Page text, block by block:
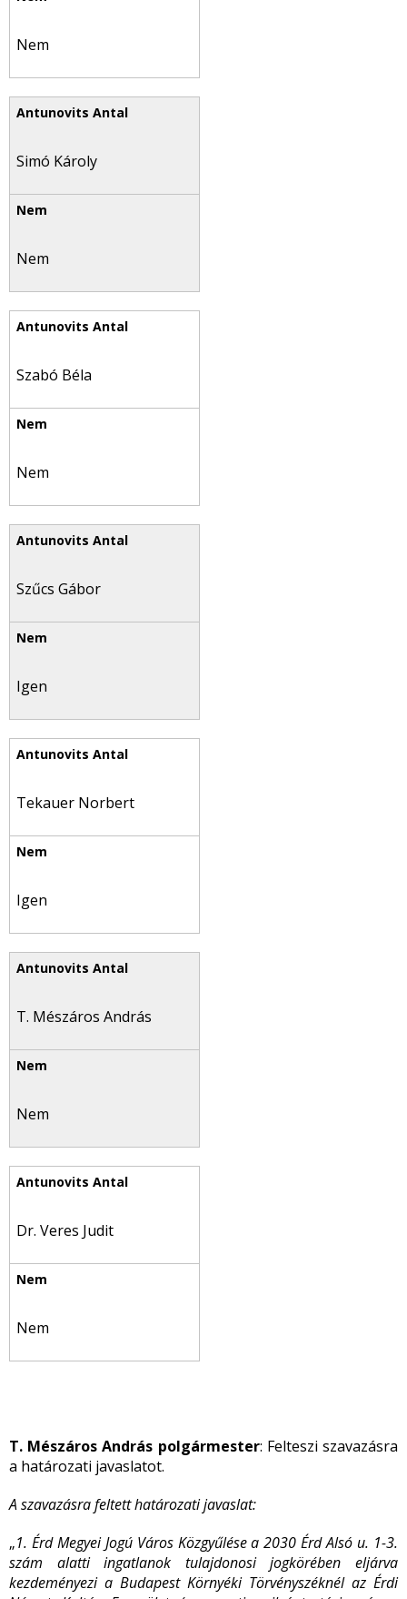
Nem
Simó Károly
Nem
Szabó Béla
Nem
Szűcs Gábor
Igen
Tekauer Norbert
Igen
T. Mészáros András
Nem
Dr. Veres Judit
Nem
T. Mészáros András polgármester: Felteszi szavazásra
a határozati javaslatot.
A szavazásra feltett határozati javaslat:
„1. Érd Megyei Jogú Város Közgyűlése a 2030 Érd Alsó u. 1-3.
szám alatti ingatlanok tulajdonosi jogkörében eljárva
kezdeményezi a Budapest Környéki Törvényszéknél az Érdi